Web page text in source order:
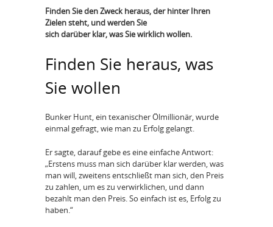
Finden Sie den Zweck heraus, der hinter Ihren
Zielen steht, und werden Sie
sich darüber klar, was Sie wirklich wollen.
Finden Sie heraus, was
Sie wollen
Bunker Hunt, ein texanischer Ölmillionär, wurde
einmal gefragt, wie man zu Erfolg gelangt.
Er sagte, darauf gebe es eine einfache Antwort:
„Erstens muss man sich darüber klar werden, was
man will, zweitens entschließt man sich, den Preis
zu zahlen, um es zu verwirklichen, und dann
bezahlt man den Preis. So einfach ist es, Erfolg zu
haben.“